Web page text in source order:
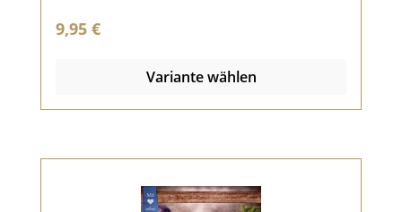
Regulärer Preis:
9,95 €
Variante wählen